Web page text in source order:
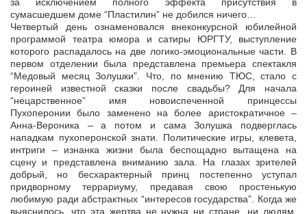
за исключением полного эффекта присутствия в
сумасшедшем доме “Пластилин” не добился ничего…
Четвертый день ознаменовался внеконкурсной юбилейной
программой театра юмора и сатиры ЮРГТУ, выступление
которого распадалось на две логико-эмоциональные части. В
первом отделении была представлена премьера спектакля
“Медовый месяц Золушки”. Что, по мнению ТЮС, стало с
героиней известной сказки после свадьбы? Для начала
“нецарственное” имя новоиспеченной принцессы
Пухоперонии было заменено на более аристократичное –
Анна-Вероника – а потом и сама Золушка подверглась
нападкам пухоперонской знати. Политические игры, клевета,
интриги – изнанка жизни была беспощадно вытащена на
сцену и представлена вниманию зала. На глазах зрителей
добрый, но бесхарактерный принц постепенно уступал
придворному террариуму, предавая свою простенькую
любимую ради абстрактных “интересов государства”. Когда же
выяснилось, что эта жертва не нужна ни стране, ни людям,